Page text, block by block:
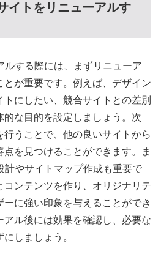
イトをリニューアルす
ルする際には、まずリニューア
とが重要です。例えば、デザイン
にしたい、競合サイトとの差別
な目的を設定しましょう。次
うことで、他の良いサイトから
を見つけることができます。ま
計やサイトマップ作成も重要で
ンテンツを作り、オリジナリテ
ーに強い印象を与えることができ
アル後には効果を確認し、必要な
しましょう。